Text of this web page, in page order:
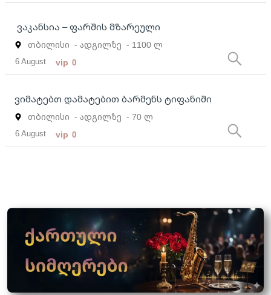
ვაკანსია – ფარშის მზარეული
თბილისი - ადგილზე - 1100 ლ
6 August vip 0
ვიმატებთ დამატებით ბარმენს ტიფანიში
თბილისი - ადგილზე - 70 ლ
6 August vip 0